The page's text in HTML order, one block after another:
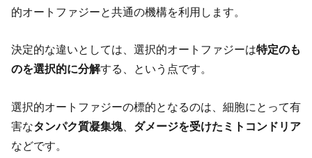
的オートファジーと共通の機構を利用します。
決定的な違いとしては、選択的オートファジーは特定のも
のを選択的に分解する、という点です。
選択的オートファジーの標的となるのは、細胞にとって有
害なタンパク質凝集塊
ダメージを受けたミトコンドリア
などです。